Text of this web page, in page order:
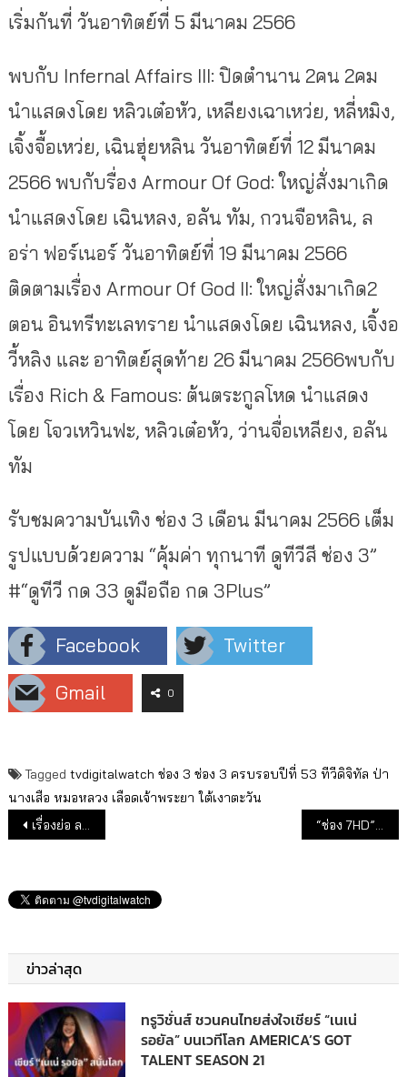
เริ่มกันที่ วันอาทิตย์ที่ 5 มีนาคม 2566
พบกับ Infernal Affairs III: ปิดตำนาน 2คน 2คม
นำแสดงโดย หลิวเต๋อหัว, เหลียงเฉาเหว่ย, หลี่หมิง,
เจิ้งจื้อเหว่ย, เฉินฮุ่ยหลิน วันอาทิตย์ที่ 12 มีนาคม
2566 พบกับรื่อง Armour Of God: ใหญ่สั่งมาเกิด
นำแสดงโดย เฉินหลง, อลัน ทัม, กวนจือหลิน, ล
อร่า ฟอร์เนอร์ วันอาทิตย์ที่ 19 มีนาคม 2566
ติดตามเรื่อง Armour Of God II: ใหญ่สั่งมาเกิด2
ตอน อินทรีทะเลทราย นำแสดงโดย เฉินหลง, เจิ้งอ
วี้หลิง และ อาทิตย์สุดท้าย 26 มีนาคม 2566พบกับ
เรื่อง Rich & Famous: ต้นตระกูลโหด นำแสดง
โดย โจวเหวินฟะ, หลิวเต๋อหัว, ว่านจื่อเหลียง, อลัน
ทัม
รับชมความบันเทิง ช่อง 3 เดือน มีนาคม 2566 เต็ม
รูปแบบด้วยความ “คุ้มค่า ทุกนาที ดูทีวีสี ช่อง 3”
#“ดูทีวี กด 33 ดูมือถือ กด 3Plus”
Facebook
Twitter
Gmail
0
Tagged tvdigitalwatch ช่อง 3 ช่อง 3 ครบรอบปีที่ 53 ทีวีดิจิทัล ป่า
นางเสือ หมอหลวง เลือดเจ้าพระยา ใต้เงาตะวัน
แนะแนวเรื่อง
เรื่องย่อ ละคร “เพลงรัก รอยแค้น” “ช่อง 7HD” จัดงานรวมตัวนักแสดงแน่น
ข่าวล่าสุด
ทรูวิชั่นส์ ชวนคนไทยส่งใจเชียร์ “เนเน่
รอยัล” บนเวทีโลก AMERICA’S GOT
TALENT SEASON 21